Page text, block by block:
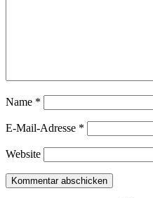
Name *
E-Mail-Adresse *
Website